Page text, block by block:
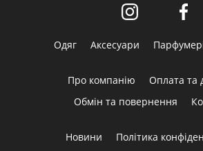
Одяг Аксесуари
Про компанію
Оплата та
Обмін та повернення
Новини Політика